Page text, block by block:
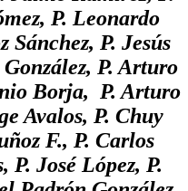
P. Leonardo
P. Jesús
P. Arturo
Borja, P. Arturo
Avalos, P. Chuy
F., P. Carlos
P. José López, P.